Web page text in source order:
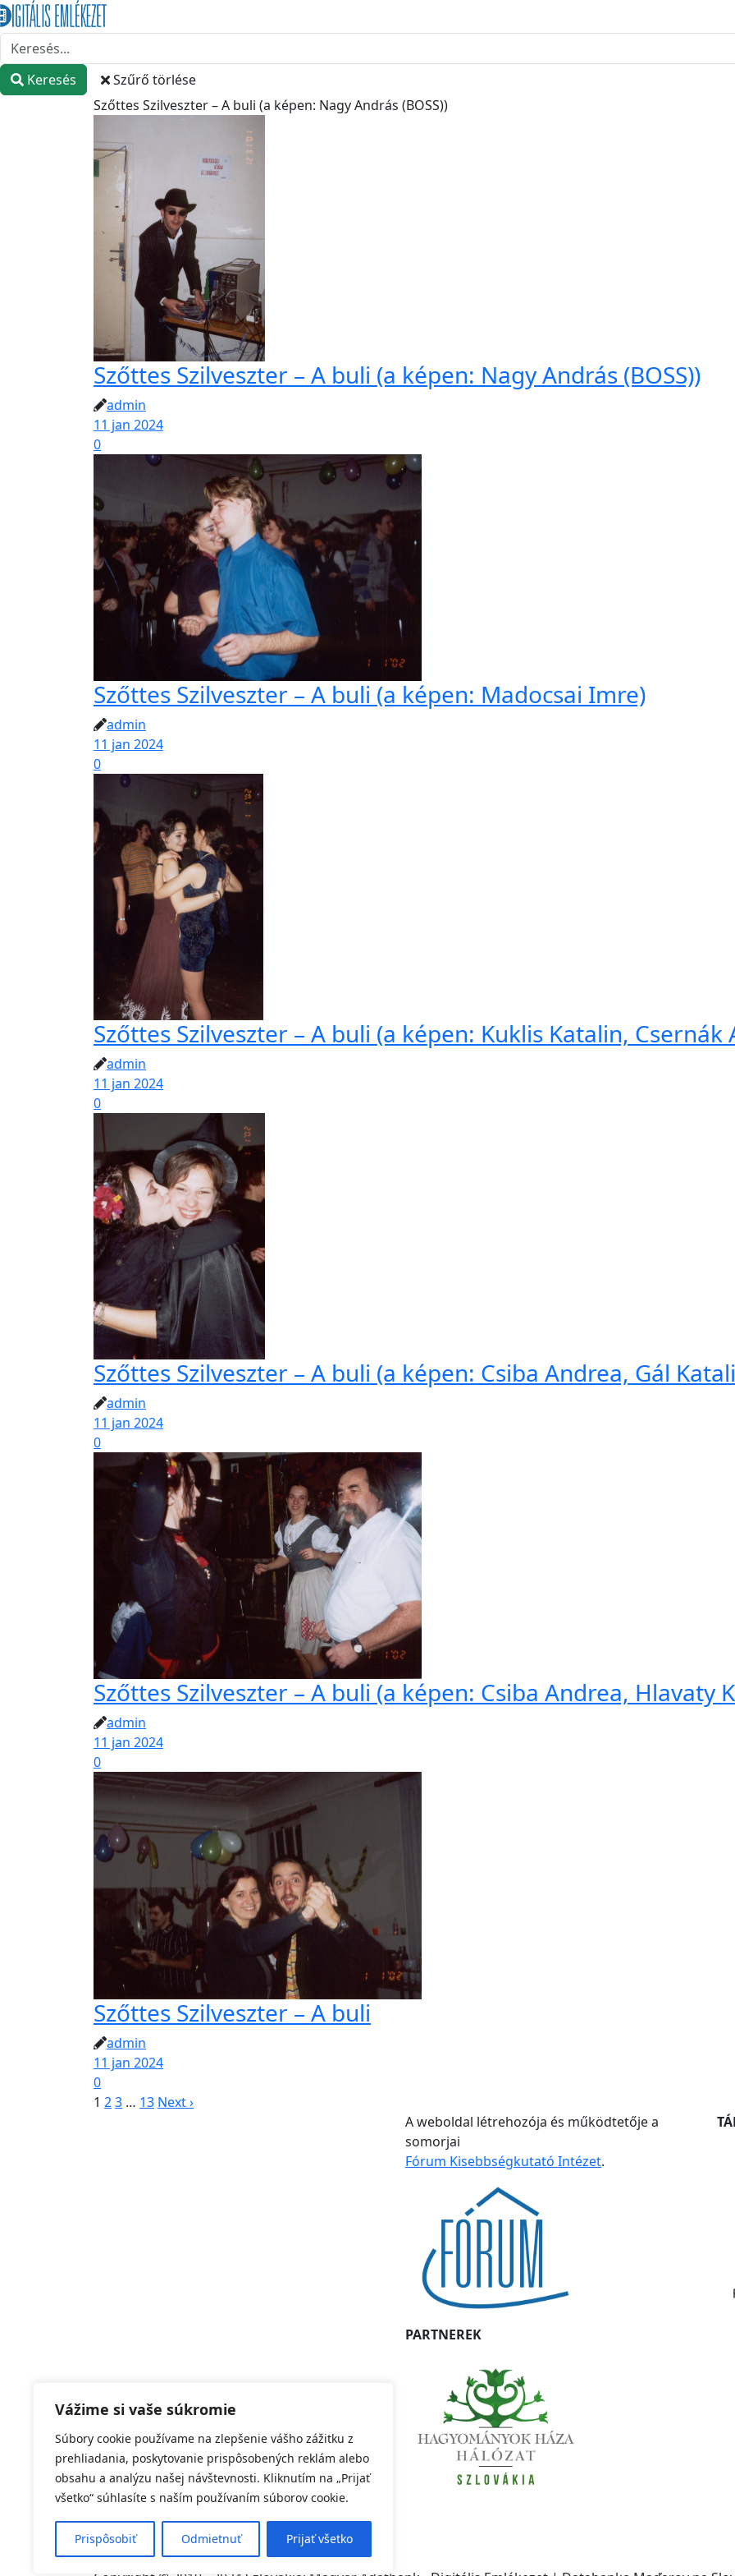
Vážime si vaše súkromie
Súbory cookie používame na zlepšenie vášho zážitku z
prehliadania, poskytovanie prispôsobených reklám alebo
obsahu a analýzu našej návštevnosti. Kliknutím na „Prijať
všetko“ súhlasíte s naším používaním súborov cookie.
Prispôsobiť Odmietnuť Prijať všetko
Keresés
Szűrő törlése
Szőttes Szilveszter – A buli (a képen: Nagy András (BOSS))
Szőttes Szilveszter – A buli (a képen: Nagy András (BOSS))
admin
11 jan 2024
0
Szőttes Szilveszter – A buli (a képen: Madocsai Imre)
admin
11 jan 2024
0
Szőttes Szilveszter – A buli (a képen: Kuklis Katalin,
admin
11 jan 2024
0
Szőttes Szilveszter – A buli (a képen: Csiba Andrea, Gál
admin
11 jan 2024
0
Szőttes Szilveszter – A buli (a képen: Csiba Andrea, Hlavaty
admin
11 jan 2024
0
Szőttes Szilveszter – A buli
admin
11 jan 2024
0
1 23 … 13 Next ›
A weboldal létrehozója és működtetője a
somorjai
Fórum Kisebbségkutató Intézet.
PARTNEREK